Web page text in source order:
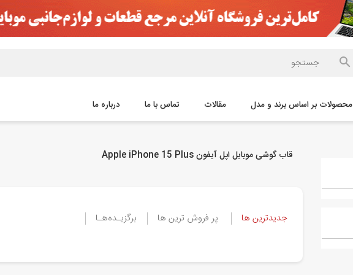
محصولات بر اساس برند و مدل مقالات تماس با ما درباره ما
قاب گوشی موبایل اپل آیفون Apple iPhone 15 Plus
جدیدترین ها پر فروش ترین ها برگزیـده‌هـا